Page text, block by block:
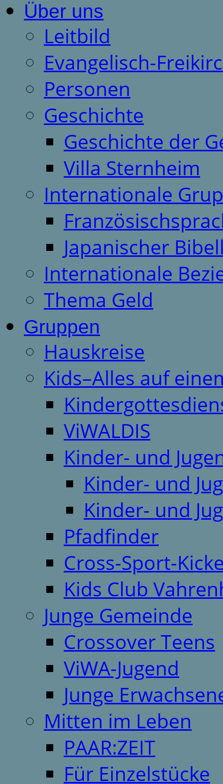
Über uns
Leitbild
Evangelisch-
Personen
Geschichte
Geschichte der
Villa Sternheim
Internationale
Japanischer
Internationale
Thema Geld
Gruppen
Hauskreise
Kids–Alles auf
ViWALDIS
Kinder- und
Kinder- und
Kinder- und
Pfadfinder
Cross-Sport-
Kids Club
Junge Gemeinde
Crossover Teens
ViWA-Jugend
Junge
Mitten im Leben
PAAR:ZEIT
Für Einzelstücke